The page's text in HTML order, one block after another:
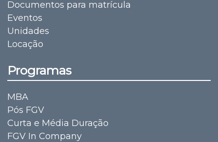
Documentos para matrícula
Eventos
Unidades
Locação
Programas
MBA
Pós FGV
Curta e Média Duração
FGV In Company